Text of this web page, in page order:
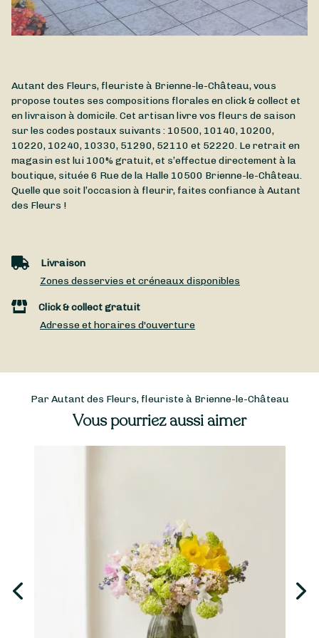
Autant des Fleurs, fleuriste à Brienne-le-Château, vous
propose toutes ses compositions florales en click & collect et
en livraison à domicile. Cet artisan livre vos fleurs de saison
sur les codes postaux suivants : 10500, 10140, 10200,
10220, 10240, 10330, 51290, 52110 et 52220. Le retrait en
magasin est lui 100% gratuit, et s’effectue directement à la
boutique, située6 Rue de la Halle 10500 Brienne-le-Château.
Quelle que soit l’occasion à fleurir, faites confiance à Autant
des Fleurs !
Livraison
Zones desservies et créneaux disponibles
Click & collect gratuit
Adresse et horaires d'ouverture
Par Autant des Fleurs, fleuriste à Brienne-le-Château
Vous pourriez aussi aimer